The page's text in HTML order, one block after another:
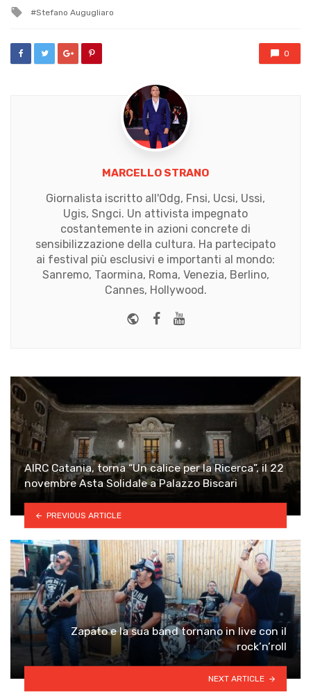
Tagged
Stefano Augugliaro
0
MARCELLO STRANO
Giornalista iscritto all'Odg, Fnsi, Ucsi, Ussi,
Ugis, Sngci. Un attivista impegnato
costantemente in azioni concrete di
sensibilizzazione della cultura. Ha partecipato
ai festival più esclusivi e importanti al mondo:
Sanremo, Taormina, Roma, Venezia, Berlino,
Cannes, Hollywood.
Website
Facebook
Youtube
AIRC Catania, torna “Un calice per la Ricerca”, il 22
novembre Asta Solidale a Palazzo Biscari
PREVIOUS ARTICLE
Zapato e la sua band tornano in live con il
rock’n’roll
NEXT ARTICLE